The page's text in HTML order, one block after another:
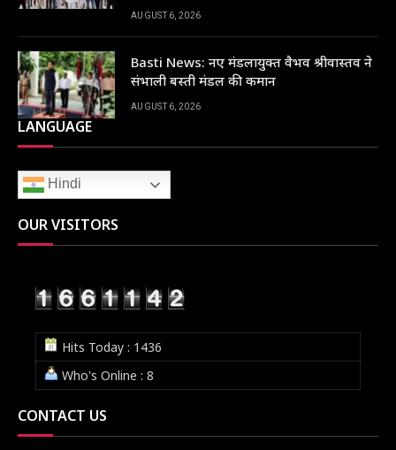
AUGUST 6, 2026
Basti News: नए मंडलायुक्त वैभव श्रीवास्तव ने
संभाली बस्ती मंडल की कमान
AUGUST 6, 2026
LANGUAGE
Hindi
OUR VISITORS
Hits Today : 1436
Who's Online : 8
CONTACT US